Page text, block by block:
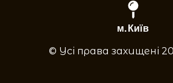
м. Київ
© Усі права захищені